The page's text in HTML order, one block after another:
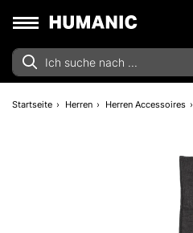
Startseite Herren Herren Accessoires